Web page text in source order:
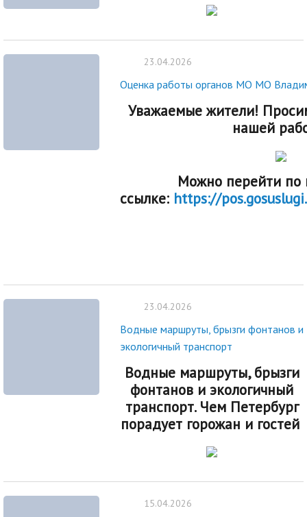
23.04.2026
Оценка работы органов МО МО
Уважаемые жители!
нашей
Можно перейти по
ссылке: https://
23.04.2026
Водные маршруты, брызги фонтанов и
экологичный транспорт
Водные маршруты, брызги
фонтанов и экологичный
транспорт. Чем Петербург
порадует горожан и гостей
15.04.2026